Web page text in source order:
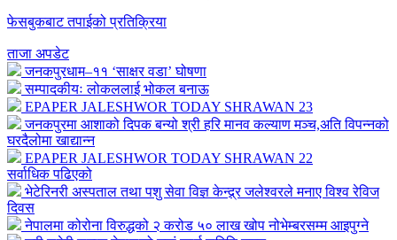
फेसबुकबाट तपाईको प्रतिक्रिया
ताजा अपडेट
जनकपुरधाम–११ ‘साक्षर वडा’ घोषणा
सम्पादकीयः लोकललाई भोकल बनाऊ
EPAPER JALESHWOR TODAY SHRAWAN 23
जनकपुरमा आशाको दिपक बन्यो श्री हरि मानव कल्याण मञ्च,अति विपन्नको
घरदैलोमा खाद्यान्न
EPAPER JALESHWOR TODAY SHRAWAN 22
सर्वाधिक पढिएको
भेटेरिनरी अस्पताल तथा पशु सेवा विज्ञ केन्द्र्र जलेश्वरले मनाए विश्व रेविज
दिवस
नेपालमा कोरोना विरुद्धको २ करोड ५० लाख खोप नोभेम्बरसम्म आइपुग्ने